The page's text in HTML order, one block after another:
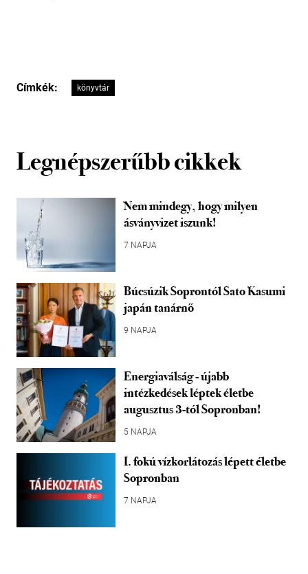
Címkék: könyvtár
Legnépszerűbb cikkek
Nem mindegy, hogy milyen
ásványvizet iszunk!
7 NAPJA
Búcsúzik Soprontól Sato Kasumi
japán tanárnő
9 NAPJA
Energiaválság - újabb
intézkedések léptek életbe
augusztus 3-tól Sopronban!
5 NAPJA
I. fokú vízkorlátozás lépett életbe
Sopronban
7 NAPJA